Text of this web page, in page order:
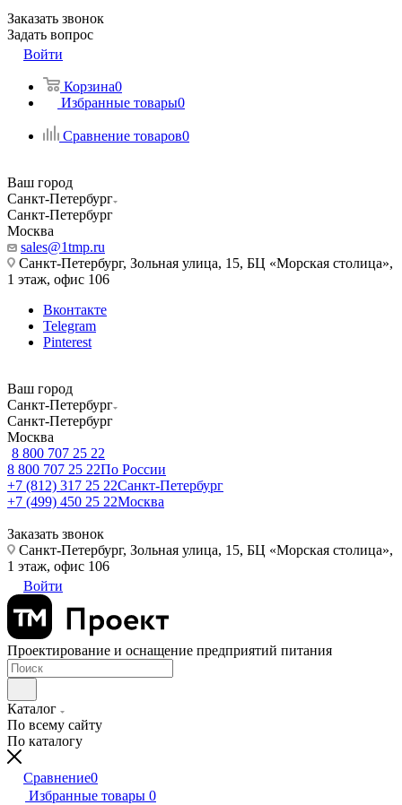
Заказать звонок
Задать вопрос
Войти
Корзина0
Избранные товары0
Сравнение товаров0
Ваш город
Санкт-Петербург
Санкт-Петербург
Москва
sales@1tmp.ru
Санкт-Петербург, Зольная улица, 15, БЦ «Морская столица»,
1 этаж, офис 106
Вконтакте
Telegram
Pinterest
Ваш город
Санкт-Петербург
Санкт-Петербург
Москва
8 800 707 25 22
8 800 707 25 22По России
+7 (812) 317 25 22Санкт-Петербург
+7 (499) 450 25 22Москва
Заказать звонок
Санкт-Петербург, Зольная улица, 15, БЦ «Морская столица»,
1 этаж, офис 106
Войти
Проектирование и оснащение предприятий питания
Каталог
По всему сайту
По каталогу
Сравнение0
Избранные товары 0